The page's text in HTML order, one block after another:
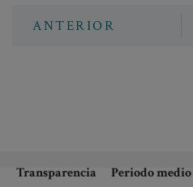
ANTERIOR
Transparencia Periodo medio